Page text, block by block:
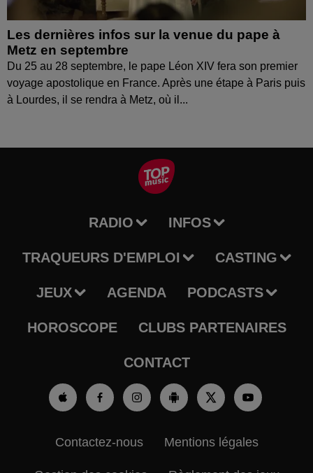
Les dernières infos sur la venue du pape à
Metz en septembre
Du 25 au 28 septembre, le pape Léon XIV fera son premier
voyage apostolique en France. Après une étape à Paris puis
à Lourdes, il se rendra à Metz, où il...
RADIO INFOS
TRAQUEURS D'EMPLOI CASTING
JEUX AGENDA PODCASTS
HOROSCOPE CLUBS PARTENAIRES
CONTACT
Contactez-nous Mentions légales